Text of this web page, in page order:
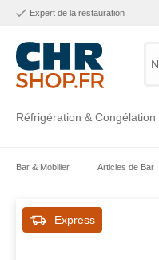
Expert de la restauration
Réfrigération & Congélation
Bar & Mobilier Articles de Bar
Express